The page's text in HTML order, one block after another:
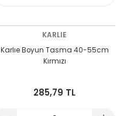
KARLIE
Karlıe Boyun Tasma 40-55cm
Kırmızı
285,79 TL